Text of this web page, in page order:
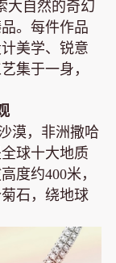
大自然的奇幻
。每件作品
美学、锐意
集于一身，
漠，非洲撒哈
球十大地质
度约400米，
石，绕地球